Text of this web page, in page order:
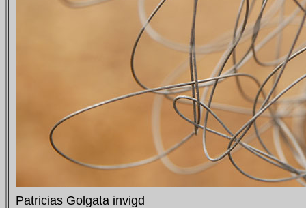
Patricias Golgata invigd